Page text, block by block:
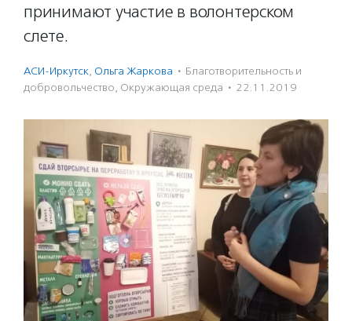
принимают участие в волонтерском
слете.
АСИ-Иркутск, Ольга Жаркова · Благотвори­тель­ность и
доброволь­чест­во, Окружающая среда · 22.11.2019